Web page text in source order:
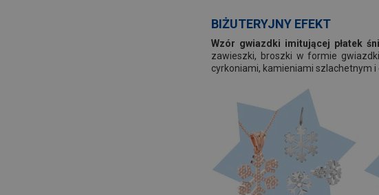
BIŻUTERYJNY EFEKT
Wzór gwiazdki imitującej płatek
zawieszki, broszki w formie
cyrkoniami, kamieniami szlachetnym